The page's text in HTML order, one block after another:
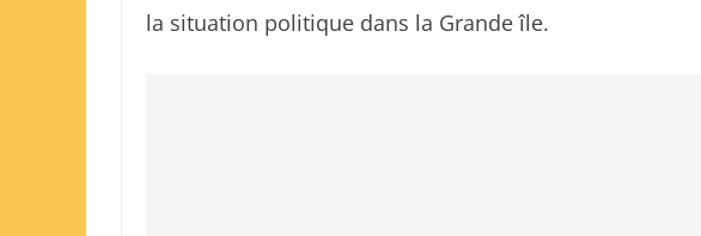
la situation politique dans la Grande île.